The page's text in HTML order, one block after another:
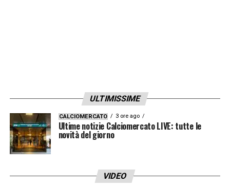
ULTIMISSIME
CALCIOMERCATO 3 ore ago
Ultime notizie Calciomercato LIVE: tutte le
novità del giorno
VIDEO